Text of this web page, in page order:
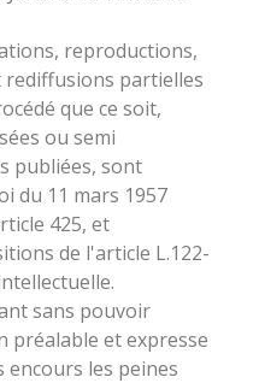
reproductions,
partielles
que ce soit,
ou semi
publiées, sont
du 11 mars 1957
425, et
de l'article L.122-
sans pouvoir
et expresse
les peines